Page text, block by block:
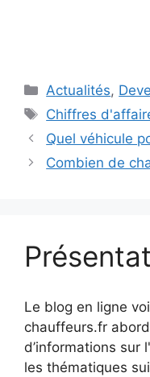
Catégories
Actualités,
Étiquettes
Chiffres
Quel véhicule
Combien de
Le blog en ligne
chauffeurs.fr
d’informations sur
les thématiques